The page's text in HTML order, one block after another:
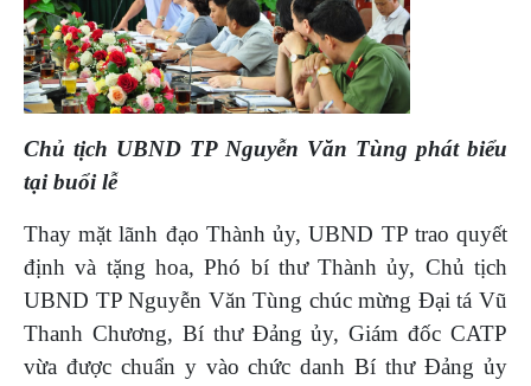
Chủ tịch UBND TP Nguyễn Văn Tùng phát biểu
tại buổi lễ
Thay mặt lãnh đạo Thành ủy, UBND TP trao quyết
định và tặng hoa, Phó bí thư Thành ủy, Chủ tịch
UBND TP Nguyễn Văn Tùng chúc mừng Đại tá Vũ
Thanh Chương, Bí thư Đảng ủy, Giám đốc CATP
vừa được chuẩn y vào chức danh Bí thư Đảng ủy